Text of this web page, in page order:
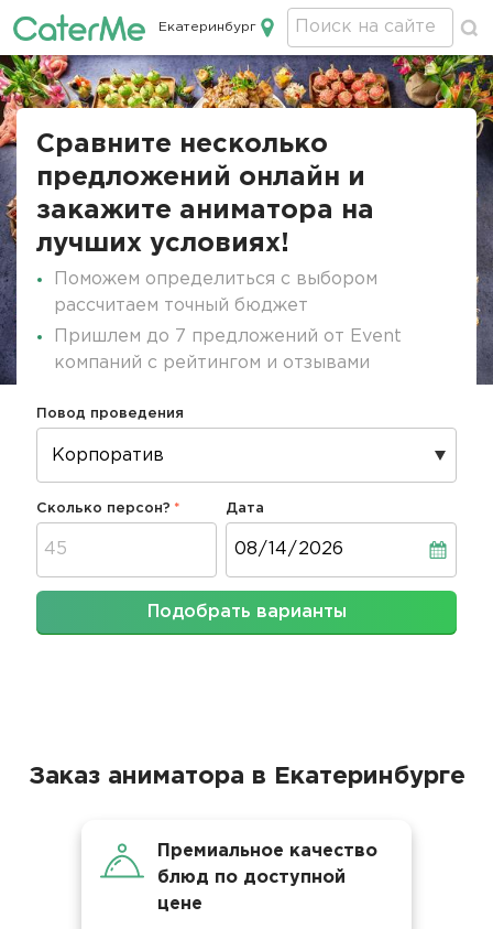
Кейтеринг в Екатеринбурге
Екатеринбург
Строка
Сравните несколько
предложений онлайн и
закажите аниматора на
лучших условиях!
Поможем определиться с выбором
рассчитаем точный бюджет
Пришлем до 7 предложений от Event
компаний с рейтингом и отзывами
Повод проведения
Сколько персон? Дата
Подобрать варианты
Заказ аниматора в Екатеринбурге
Премиальное качество
блюд по доступной
цене